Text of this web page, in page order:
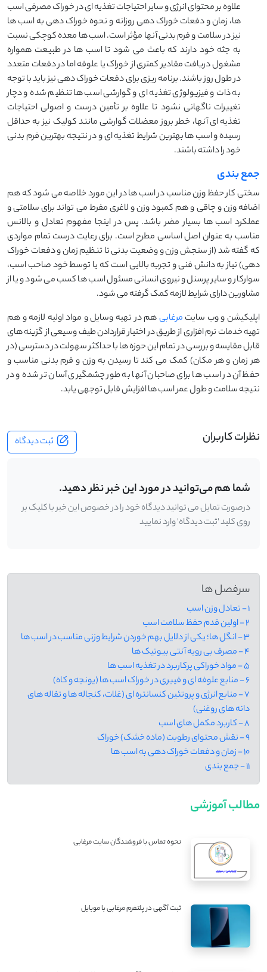
علاوه بر محتوای انرژی و سایر احتیاجات تغذیه ای در خوراک مصرفی اسب
ها، زمان و دفعات خوراک دهی روزانه و نحوه خوراک دهی به اسب ها
نیز در سلامت و فرم بدنی آنها مؤثر است. اسب ها معده کوچکی نسبت
به جثه خود دارند که باعث می شود تا اسب ها در طبیعت همواره
مشغول دریافت مقادیر کمتری از خوراک یا علوفه اما در دفعات متعدد
در طول روز باشند. برنامه ریزی برای دفعات خوراک دهی نیز باید با توجه
به ذات و فیزیولوژی تغذیه ای و گوارشی اسب ها تنظیم شده و دچار
تغییرات ناگهانی نشود تا علاوه بر تأمین درست و اصولی احتیاجات
تغذیه ای آنها، خطر بروز معضلات گوارشی مانند کولیک نیز به حداقل
رسیده و اسب ها بهترین شرایط تغذیه ای و در نتیجه بهترین فرم بدنی
خود را داشته باشند.
جمع بندی
سختی کار حفظ وزن مناسب در اسب ها در این مورد خلاصه می شود که هم
اضافه وزن و چاقی و هم کمبود وزن و لاغری مفرط می تواند برای سلامتی و
عملکرد اسب ها بسیار مضر باشد. پس در اینجا مفهوم تعادل و بالانس
مناسب به عنوان اصل اساسی مطرح است. برای رعایت درست تمام مواردی
که گفته شد (از سنجش وزن و وضعیت بدنی تا تنظیم زمان و دفعات خوراک
دهی) نیاز به دانش فنی و تجربه بالایی است که یا توسط خود صاحب اسب،
سوارکار و سایر پرسنل و نیروی انسانی مسئول اسب ها کسب می شود و یا از
مشاورین دارای شرایط لازمه کمک گرفته می شود.
اپلیکیشن و وب سایتمرغابیهم در تهیه وسایل و مواد اولیه لازمه و هم
تهیه خدمات نرم افزاری از طریق در اختیار قراردادن طیف وسیعی از گزینه های
قابل مقایسه و بررسی در تمام این حوزه ها با حداکثر سهولت در دسترسی (در
هر زمان و هر مکان) کمک می کند تا رسیدن به وزن و فرم بدنی مناسب و
حفظ آن در اسب ها برای صاحبان آنها به طور چشمگیری آسان تر شده و در
نتیجه سلامت و طول عمر اسب ها افزایش قابل توجهی یابد.
نظرات کاربران ثبت دیدگاه
شما هم می‌توانید در مورد این خبر نظر دهید.
درصورت تمایل می توانید دیدگاه خود را در خصوص این خبر با کلیک بر
روی کلید 'ثبت دیدگاه' وارد نمایید
سرفصل ها
1 - تعادل وزن اسب
2 - اولین قدم حفظ سلامت اسب
3 - انگل ها؛ یکی از دلایل بهم خوردن شرایط وزنی مناسب در اسب ها
4 - مصرف بی رویه آنتی بیوتیک ها
5 - مواد خوراکی پرکاربرد در تغذیه اسب ها
6 - منابع علوفه ای و فیبری در خوراک اسب ها (یونجه و کاه)
7 - منابع انرژی و پروتئین کنسانتره ای (غلات، کنجاله ها و تفاله های
دانه های روغنی)
8 - کاربرد مکمل های اسب
9 - نقش محتوای رطوبت (ماده خشک) خوراک
10 - زمان و دفعات خوراک دهی به اسب ها
11 - جمع بندی
مطالب آموزشی
نحوه تماس با فروشندگان سایت مرغابی
ثبت آگهی در پلتفرم مرغابی با موبایل